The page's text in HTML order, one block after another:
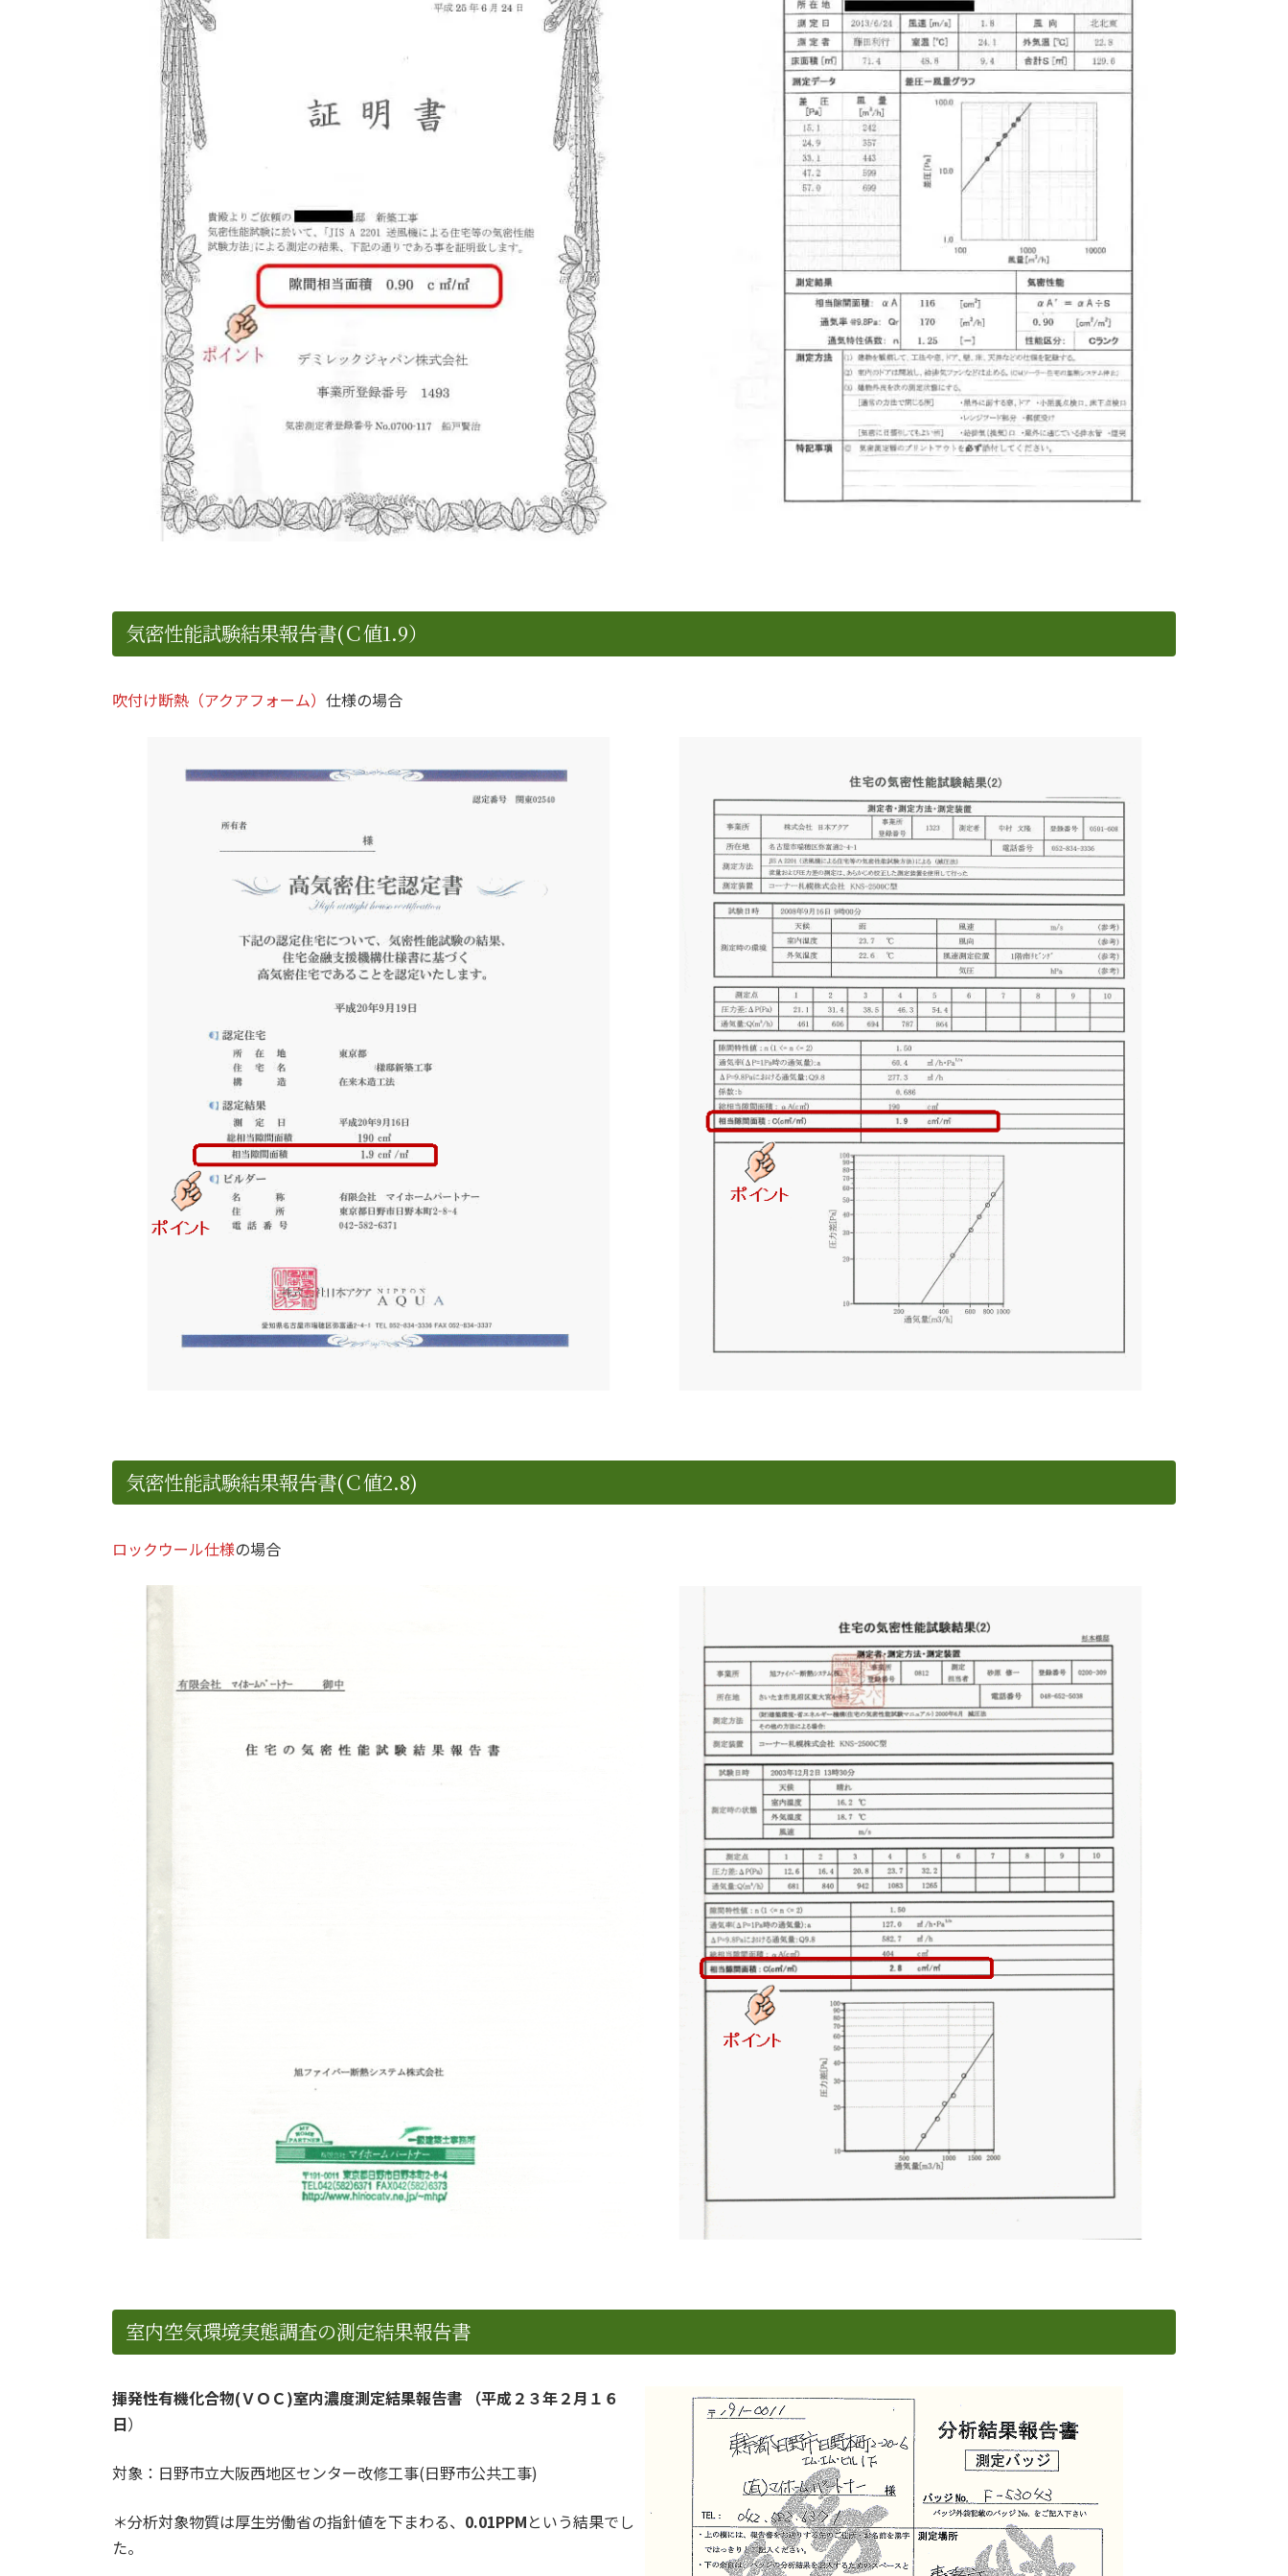
気密性能試験結果報告書(Ｃ値1.9）
吹付け断熱（アクアフォーム） 仕様の場合
気密性能試験結果報告書(Ｃ値2.8)
ロックウール仕様の場合
室内空気環境実態調査の測定結果報告書
揮発性有機化合物(ＶＯＣ)室内濃度測定結果報告書
（平成２３年２月１６
日）
対象：日野市立大阪西地区センター改修工事(日野市公共工事)
＊分析対象物質は厚生労働省の指針値を下まわる、 0.01PPMという結果でし
た。